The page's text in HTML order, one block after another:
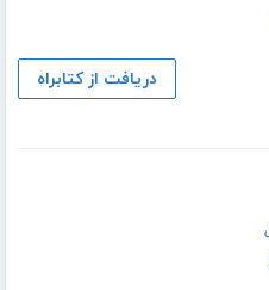
دریافت از کتابراه